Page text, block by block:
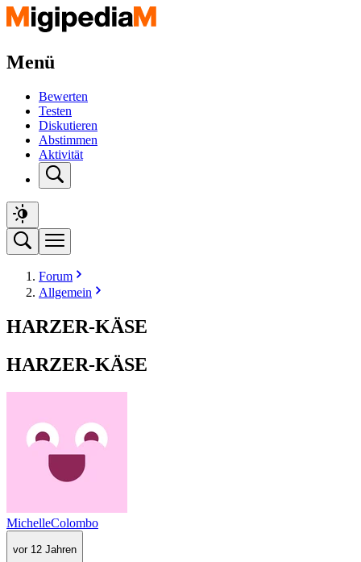
Menü
Bewerten
Testen
Diskutieren
Abstimmen
Aktivität
Forum
Allgemein
HARZER-KÄSE
HARZER-KÄSE
MichelleColombo
vor 12 Jahren